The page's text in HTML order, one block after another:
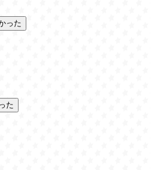
った
た